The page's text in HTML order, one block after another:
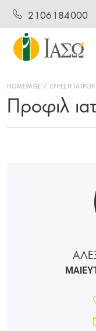
2106184000
HOMEPAGE ΕΥΡΕΣΗ ΙΑΤΡΟΥ
Προφιλ